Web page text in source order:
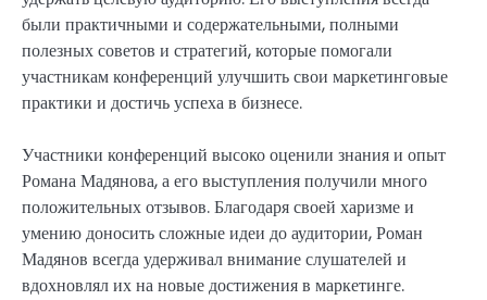
были практичными и содержательными, полными
полезных советов и стратегий, которые помогали
участникам конференций улучшить свои маркетинговые
практики и достичь успеха в бизнесе.
Участники конференций высоко оценили знания и опыт
Романа Мадянова, а его выступления получили много
положительных отзывов. Благодаря своей харизме и
умению доносить сложные идеи до аудитории, Роман
Мадянов всегда удерживал внимание слушателей и
вдохновлял их на новые достижения в маркетинге.